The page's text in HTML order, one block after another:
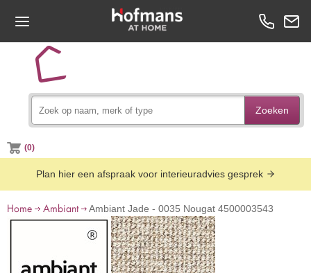
Zoeken
(0)
Plan hier een afspraak voor interieuradvies gesprek
Home Ambiant Ambiant Jade - 0035 Nougat 4500003543